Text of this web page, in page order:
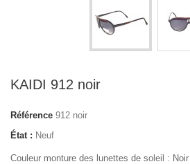
KAIDI 912 noir
Référence 912 noir
État : Neuf
Couleur monture des lunettes de soleil : Noir